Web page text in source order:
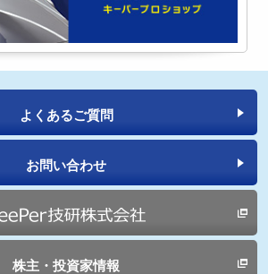
よくあるご質問
お問い合わせ
株主・投資家情報